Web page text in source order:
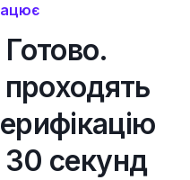
секунд